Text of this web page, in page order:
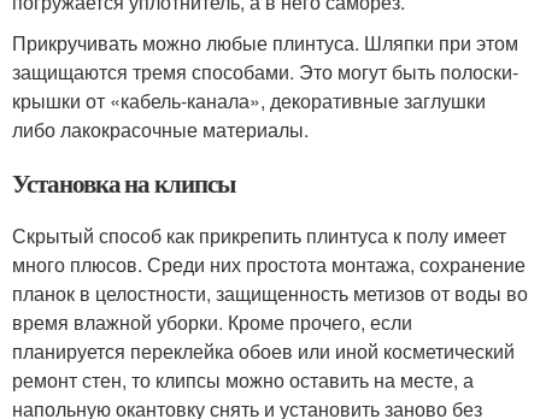
Прикручивать можно любые плинтуса. Шляпки при этом
защищаются тремя способами. Это могут быть полоски-
крышки от «кабель-канала», декоративные заглушки
либо лакокрасочные материалы.
Установка на клипсы
Скрытый способ как прикрепить плинтуса к полу имеет
много плюсов. Среди них простота монтажа, сохранение
планок в целостности, защищенность метизов от воды во
время влажной уборки. Кроме прочего, если
планируется переклейка обоев или иной косметический
ремонт стен, то клипсы можно оставить на месте, а
напольную окантовку снять и установить заново без